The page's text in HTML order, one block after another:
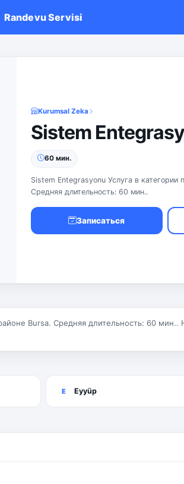
Randevu Servisi
Kurumsal Zeka
Sistem
60 мин.
Sistem Entegrasyonu Услуга в категории
Средняя длительность: 60 мин..
Записаться
Bursa. Средняя длительность: 60 мин..
E Eyyüp